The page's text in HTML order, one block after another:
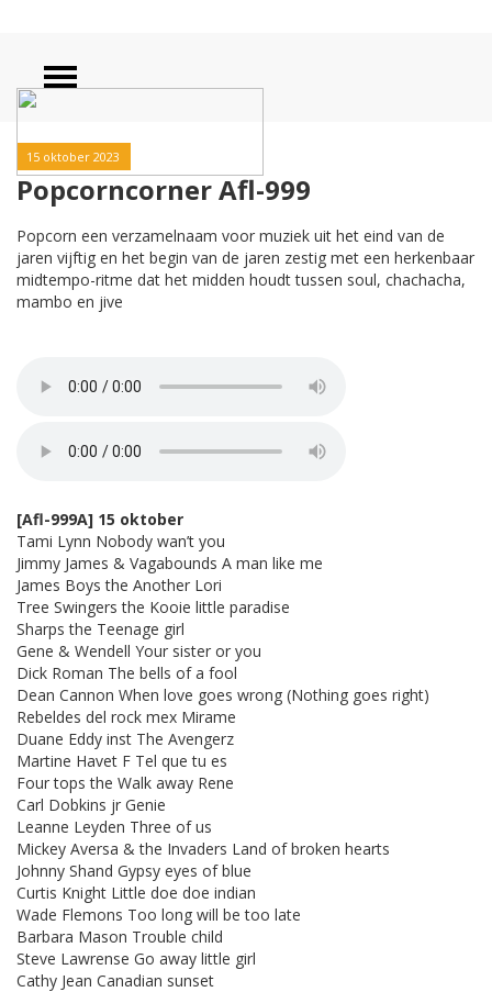
15 oktober 2023
Popcorncorner Afl-999
Popcorn een verzamelnaam voor muziek uit het eind van de
jaren vijftig en het begin van de jaren zestig met een herkenbaar
midtempo-ritme dat het midden houdt tussen soul, chachacha,
mambo en jive
[Afl-999A] 15 oktober
Tami Lynn Nobody wan’t you
Jimmy James & Vagabounds A man like me
James Boys the Another Lori
Tree Swingers the Kooie little paradise
Sharps the Teenage girl
Gene & Wendell Your sister or you
Dick Roman The bells of a fool
Dean Cannon When love goes wrong (Nothing goes right)
Rebeldes del rock mex Mirame
Duane Eddy inst The Avengerz
Martine Havet F Tel que tu es
Four tops the Walk away Rene
Carl Dobkins jr Genie
Leanne Leyden Three of us
Mickey Aversa & the Invaders Land of broken hearts
Johnny Shand Gypsy eyes of blue
Curtis Knight Little doe doe indian
Wade Flemons Too long will be too late
Barbara Mason Trouble child
Steve Lawrense Go away little girl
Cathy Jean Canadian sunset